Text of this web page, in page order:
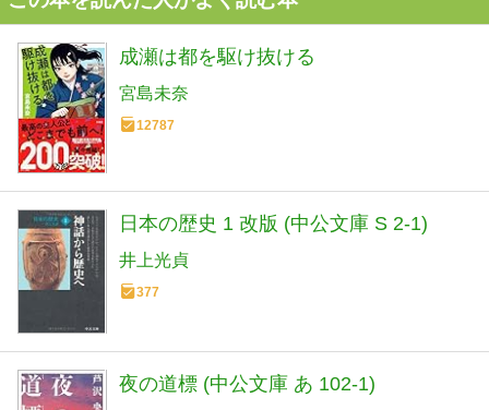
成瀬は都を駆け抜ける
宮島未奈
12787
日本の歴史 1 改版 (中公文庫 S 2-1)
井上光貞
377
夜の道標 (中公文庫 あ 102-1)